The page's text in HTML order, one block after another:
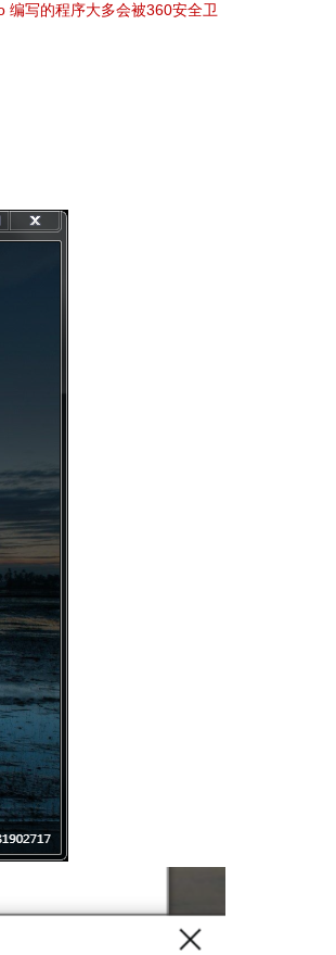
编写的程序大多会被360安全卫